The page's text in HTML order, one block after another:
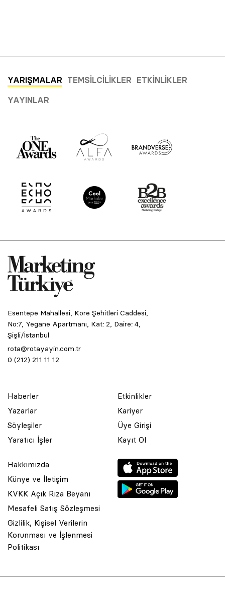
YARIŞMALAR TEMSILCILIKLER ETKINLIKLER
YAYINLAR
Esentepe Mahallesi, Kore Şehitleri Caddesi,
No:7, Yegane Apartmanı, Kat: 2, Daire: 4,
Şişli/İstanbul
rota@rotayayin.com.tr
0 (212) 211 11 12
Haberler
Yazarlar
Söyleşiler
Yaratıcı İşler
Etkinlikler
Kariyer
Üye Girişi
Kayıt Ol
Hakkımızda
Künye ve İletişim
KVKK Açık Rıza Beyanı
Mesafeli Satış Sözleşmesi
Gizlilik, Kişisel Verilerin
Korunması ve İşlenmesi
Politikası
© 2001 Rota Yayın Yapım Tanıtım Tic. Ltd. Şti. Bu Sitede Bulunan
Asquared WordPress Agencytarafından tasarlanmış ve